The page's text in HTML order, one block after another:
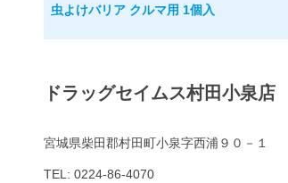
虫よけバリア クルマ用 1個入
ドラッグセイムス村田小泉店
宮城県柴田郡村田町小泉字西浦９０－１
TEL: 0224-86-4070